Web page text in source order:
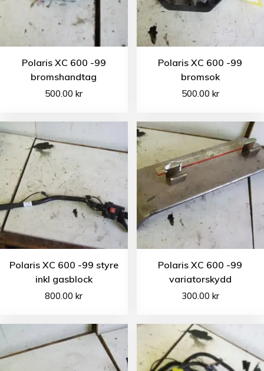
Polaris XC 600 -99
bromshandtag
500.00kr
Polaris XC 600 -99
bromsok
500.00 kr
Polaris XC 600 -99 styre
inkl gasblock
800.00kr
Polaris XC 600 -99
variatorskydd
300.00 kr